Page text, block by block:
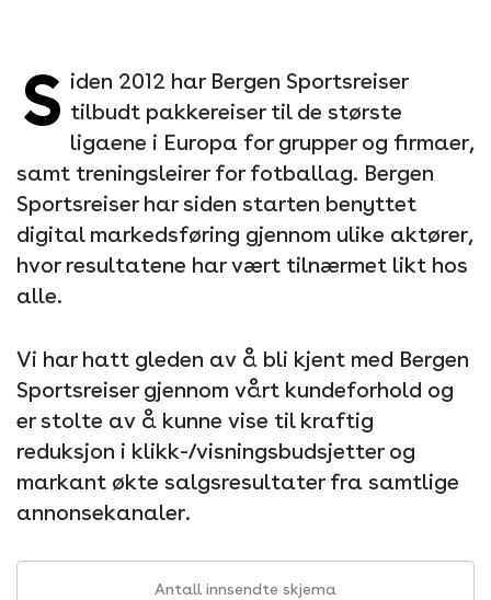
S iden 2012 har Bergen Sportsreiser
tilbudt pakkereiser til de største
ligaene i Europa for grupper og firmaer,
samt treningsleirer for fotballag. Bergen
Sportsreiser har siden starten benyttet
digital markedsføring gjennom ulike aktører,
hvor resultatene har vært tilnærmet likt hos
alle.
Vi har hatt gleden av å bli kjent med Bergen
Sportsreiser gjennom vårt kundeforhold og
er stolte av å kunne vise til kraftig
reduksjon i klikk-/visningsbudsjetter og
markant økte salgsresultater fra samtlige
annonsekanaler.
Antall innsendte skjema